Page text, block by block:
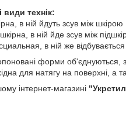
види технік:
в ній йдуть зсув між
в ній йде зсув між
в ній же відбувається
форми об'єднуються,
для натягу на поверхні, а
інтернет-магазині